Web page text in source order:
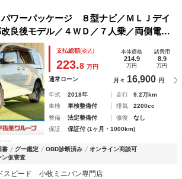
ーパッケージ ８型ナビ／ＭＬＪデイ
改良後モデル／４ＷＤ／７人乗／両側電動
ヒーター／ＬＥＤヘッドライト／パドル
／Ｂｌｕｅｔｏｏｔｈ／
支払総額(税込)
223.8 万円
本体価格
214.9
万円
諸費用
8.9
万円
通常ローン 月々 16,900 円
年式 2018年 走行
9.2万km
車検
車検整備付 排気
2200cc
整備
法定整備付 修復
なし
保証
保証付 (1ヶ月・1000km)
書 グー鑑定 OBD診断済み
オンライン商談可
ン仮審査
スピード 小牧ミニバン専門店